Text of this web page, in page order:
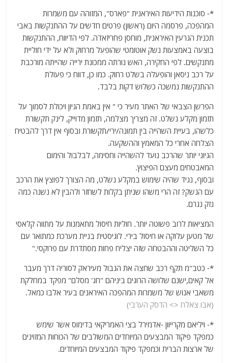
at
s
A
p
p
e
g
ra
m
ai
l
itt
er
c
e
b
o
o
k
*- סוכנות הידיעות האיראנית "פארס", המזוהה עם משמרות
המהפכה, פרסמה היום (ראשון) פרטים חדשים על ההתנקשות באבי
תכנית הגרעין האיראנית, מוחסן פחריזאדה. לפי הדיווח, ההתנקשות
בוצעה באמצעות נשק אוטומטי שהופעל מרחוק ולא על ידי חוליית
מתנקשים. לפי החקירה, האש נורתה ממכונת ירייה שהייתה מורכבת
על רכב ניסאן והופעלה בשלט רחוק. כמו כן, דווח כי פעולת
ההתנקשות נמשכה כשלוש דקות בלבד.
הפרשן הצבאי של האתר מעיר כי " אין באמת הגיון ויכולת לסמוך על
תזמון מקלע נשלט. זה מצריך מצלמה, תזמון מדוייק, לינק תקשורת
כלשהו, בעיית השהייה בין תמונה/ירי/תקשורת ובסוף אין דרך להבטיח
הצלחה אחרי כל המאמץ וההשקעה.
הגיוני יותר שהרכב נועד להשהייה וחסימה, לבלבול והימום
המאבטחים מעצם הפיצוץ.
ובסוף, נגיד שהיה שימוש במקלע נשלט, מה הצורך לפוצץ את הרכב
עם הנשק? זה הרי משהו שניתן בקלות לשחזר ולהבין לא נשנה כמה
נזק נגרם.
המציאות לרוב פשוטה יותר. חוליות חיסול מתאמנות על מתווה קלאסי
של מטען עלוקה או חיסול בירי. לוגיסטית בניית מערכת כמתואר עם
כל השליטה וההבטחה שזה יצליח פחות מסתדרת עם פרוקסי."
*- כטב"מ תקף רכב שחצה את הגבול מעיראק לסוריה דרך מעבר
אל קאים,ישנם שלושה הרוגים ביניהם "חג' מסלם" מפקד במחלקת
משאבי אנוש של משמרות המהפכה האיראנים בעיר אלבו כמאל.
(אבו צאלח <> הדסק הערבי)
*- ויליאם מקרייוון -אדמירל בצי האמריקאי בדימוס אשר שימש
כמפקד פיקוד המבצעים המיוחדים המשולבים של הכוחות המזוינים
של ארצות הברית וכמפקד פיקוד המבצעים המיוחדים.